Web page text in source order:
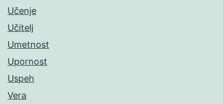
Učenje
Učitelj
Umetnost
Upornost
Uspeh
Vera